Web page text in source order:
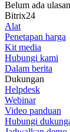
Belum ada
Bitrix24
Alat
Penetapan harga
Kit media
Hubungi kami
Dalam berita
Dukungan
Helpdesk
Webinar
Video panduan
Hubungi